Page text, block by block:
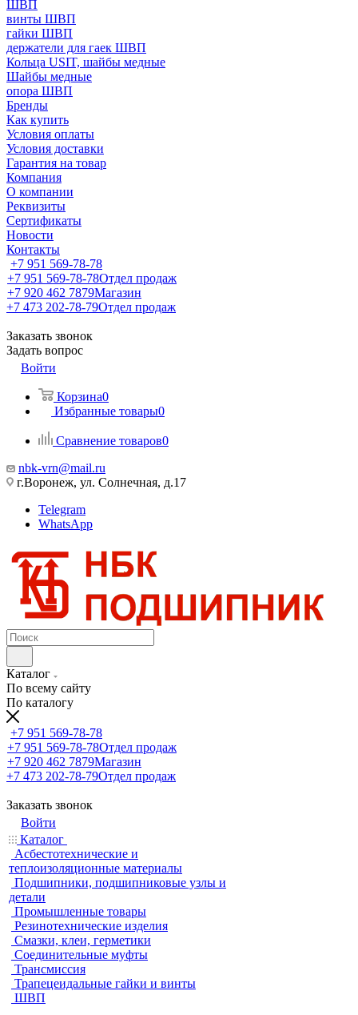
ШВП
винты ШВП
гайки ШВП
держатели для гаек ШВП
Кольца USIT, шайбы медные
Шайбы медные
опора ШВП
Бренды
Как купить
Условия оплаты
Условия доставки
Гарантия на товар
Компания
О компании
Реквизиты
Сертификаты
Новости
Контакты
+7 951 569-78-78
+7 951 569-78-78Отдел продаж
+7 920 462 7879Магазин
+7 473 202-78-79Отдел продаж
Заказать звонок
Задать вопрос
Войти
Корзина0
Избранные товары0
Сравнение товаров0
nbk-vrn@mail.ru
г.Воронеж, ул. Солнечная, д.17
Telegram
WhatsApp
Каталог
По всему сайту
По каталогу
+7 951 569-78-78
+7 951 569-78-78Отдел продаж
+7 920 462 7879Магазин
+7 473 202-78-79Отдел продаж
Заказать звонок
Войти
Каталог
Асбестотехнические и
теплоизоляционные материалы
Подшипники, подшипниковые узлы и
детали
Промышленные товары
Резинотехнические изделия
Смазки, клеи, герметики
Соединительные муфты
Трансмиссия
Трапецеидальные гайки и винты
ШВП